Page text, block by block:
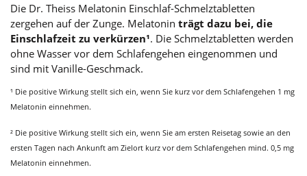
Die Dr. Theiss Melatonin Einschlaf-Schmelztabletten
zergehen auf der Zunge. Melatonin trägt dazu bei, die
Einschlafzeit zu verkürzen¹. Die Schmelztabletten werden
ohne Wasser vor dem Schlafengehen eingenommen und
sind mit Vanille-Geschmack.
¹ Die positive Wirkung stellt sich ein, wenn Sie kurz vor dem Schlafengehen 1 mg
Melatonin einnehmen.
² Die positive Wirkung stellt sich ein, wenn Sie am ersten Reisetag sowie an den
ersten Tagen nach Ankunft am Zielort kurz vor dem Schlafengehen mind. 0,5 mg
Melatonin einnehmen.